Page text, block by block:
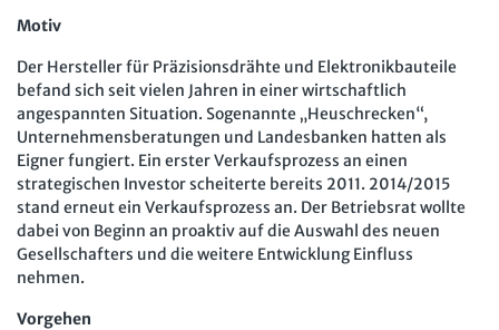
Motiv
Der Hersteller für Präzisionsdrähte und Elektronikbauteile
befand sich seit vielen Jahren in einer wirtschaftlich
angespannten Situation. Sogenannte „Heuschrecken“,
Unternehmensberatungen und Landesbanken hatten als
Eigner fungiert. Ein erster Verkaufsprozess an einen
strategischen Investor scheiterte bereits 2011. 2014/2015
stand erneut ein Verkaufsprozess an. Der Betriebsrat wollte
dabei von Beginn an proaktiv auf die Auswahl des neuen
Gesellschafters und die weitere Entwicklung Einfluss
nehmen.
Vorgehen